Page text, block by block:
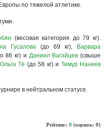
по тяжелой атлетике.
(весовая категория до 79 кг).
Гусалова (до 69 кг),
Варвара
86 кг) и Даниил Вагайцев (свыше
Ольга Тё (до 58 кг) и Тимур Наниев
в нейтральном статусе.
Рейтинг: 0 (оценок: 0)